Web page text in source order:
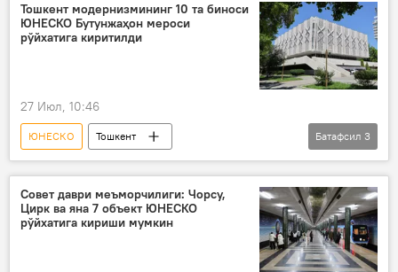
Тошкент модернизмининг 10 та биноси
ЮНЕСКО Бутунжаҳон мероси
рўйхатига киритилди
27 Июл, 10:46
ЮНЕСКО
Тошкент
тарихий ёдгорлик
маданий бойликлар
Маданият
Ўзбекистон
Батафсил 3
Совет даври меъморчилиги: Чорсу,
Цирк ва яна 7 объект ЮНЕСКО
рўйхатига кириши мумкин